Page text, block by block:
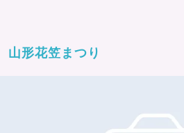
山形花笠まつり